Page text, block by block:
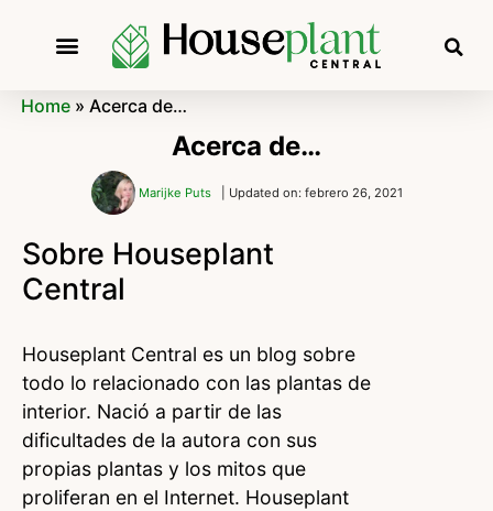
Home » Acerca de…
Acerca de…
Marijke Puts | Updated on: febrero 26, 2021
Sobre Houseplant
Central
Houseplant Central es un blog sobre
todo lo relacionado con las plantas de
interior. Nació a partir de las
dificultades de la autora con sus
propias plantas y los mitos que
proliferan en el Internet. Houseplant